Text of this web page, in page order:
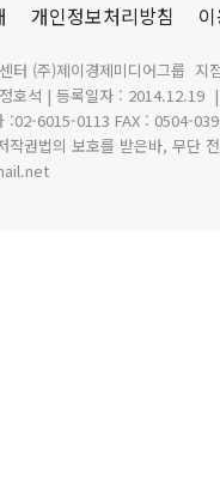
개인정보처리방침
터 (주)제이경제미디어그룹 지
호석 | 등록일자 : 2014.12.19
:02-6015-0113 FAX : 0504-
권법의 보호를 받은바, 무단